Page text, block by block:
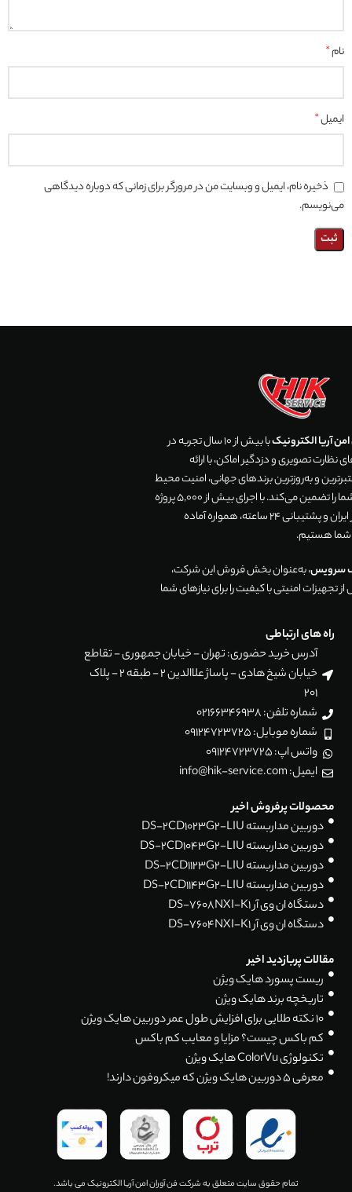
نام*
ایمیل*
ذخیره نام، ایمیل و وبسایت من در مرورگر برای زمانی که دوباره دیدگاهی
می‌نویسم.
آریا الکترونیک
با بیش از 10 سال تجربه در
تصویری و دزدگیر اماکن، با ارائه
و به‌روزترین برندهای جهانی، امنیت محیط
زندگی و تجارت شما را تضمین می‌کند. با اجرای بیش از 5,000 پروژه
موفق در سراسر ایران و پشتیبانی 24 ساعته، همواره آماده
شما هستیم.
سرویس، به‌عنوان بخش فروش این شرکت،
تجهیزات امنیتی با کیفیت را برای نیازهای شما
راه های ارتباطی
آدرس خرید حضوری: تهران - خیابان جمهوری - تقاطع
خیابان شیخ هادی - پاساژ علاالدین 2 - طبقه 2 - پلاک
201
شماره تلفن: 02166346938
شماره موبایل: 09124723725
واتس اپ: 09124723725
ایمیل: info@hik-service.com
محصولات پرفروش اخیر
دوربین مداربسته DS-2CD1023G2-LIU
دوربین مداربسته DS-2CD1043G2-LIU
دوربین مداربسته DS-2CD1123G2-LIU
دوربین مداربسته DS-2CD1143G2-LIU
دستگاه ان وی آر DS-7608NXI-K1
دستگاه ان وی آر DS-7604NXI-K1
مقالات پربازدید اخیر
ریست پسورد هایک ویژن
تاریخچه برند هایک ویژن
۱۰ نکته طلایی برای افزایش طول عمر دوربین هایک ویژن
کم باکس چیست؟ مزایا و معایب کم باکس
تکنولوژی ColorVu هایک ویژن
معرفی 5 دوربین هایک ویژن که میکروفون دارند!
تمام حقوق سایت متعلق به شرکت فن آوران امن آریا الکترونیک می باشد.